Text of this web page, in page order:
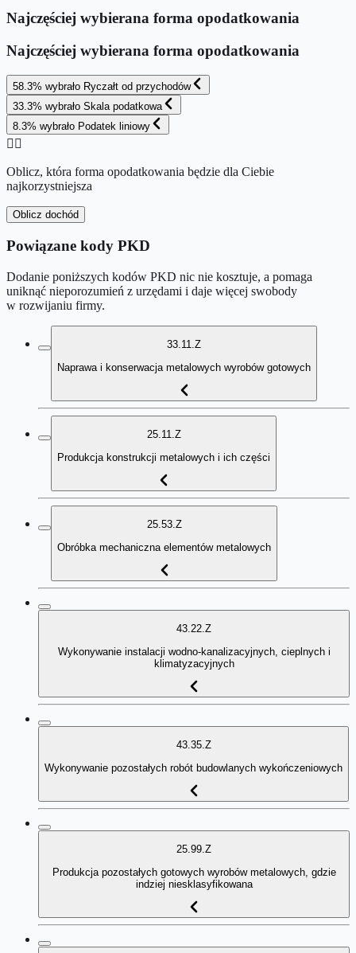
Najczęściej wybierana forma opodatkowania
Najczęściej wybierana forma opodatkowania
58.3% wybrało Ryczałt od przychodów
33.3% wybrało Skala podatkowa
8.3% wybrało Podatek liniowy
👉🏻
Oblicz, która forma opodatkowania będzie dla Ciebie
najkorzystniejsza
Oblicz dochód
Powiązane kody PKD
Dodanie poniższych kodów PKD nic nie kosztuje, a pomaga
uniknąć nieporozumień z urzędami i daje więcej swobody
w rozwijaniu firmy.
33.11.Z
Naprawa i konserwacja metalowych wyrobów gotowych
25.11.Z
Produkcja konstrukcji metalowych i ich części
25.53.Z
Obróbka mechaniczna elementów metalowych
43.22.Z
Wykonywanie instalacji wodno-kanalizacyjnych, cieplnych i
klimatyzacyjnych
43.35.Z
Wykonywanie pozostałych robót budowlanych wykończeniowych
25.99.Z
Produkcja pozostałych gotowych wyrobów metalowych, gdzie
indziej niesklasyfikowana